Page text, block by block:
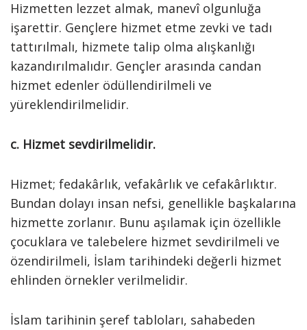
Hizmetten lezzet almak, manevî olgunluğa
işarettir. Gençlere hizmet etme zevki ve tadı
tattırılmalı, hizmete talip olma alışkanlığı
kazandırılmalıdır. Gençler arasında candan
hizmet edenler ödüllendirilmeli ve
yüreklendirilmelidir.
c. Hizmet sevdirilmelidir.
Hizmet; fedakârlık, vefakârlık ve cefakârlıktır.
Bundan dolayı insan nefsi, genellikle başkalarına
hizmette zorlanır. Bunu aşılamak için özellikle
çocuklara ve talebelere hizmet sevdirilmeli ve
özendirilmeli, İslam tarihindeki değerli hizmet
ehlinden örnekler verilmelidir.
İslam tarihinin şeref tabloları, sahabeden